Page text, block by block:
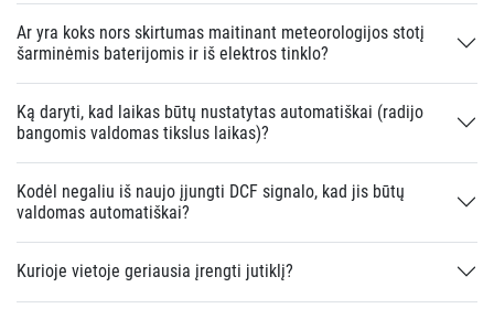
Ar yra koks nors skirtumas maitinant meteorologijos stotį
šarminėmis baterijomis ir iš elektros tinklo?
Ką daryti, kad laikas būtų nustatytas automatiškai (radijo
bangomis valdomas tikslus laikas)?
Kodėl negaliu iš naujo įjungti DCF signalo, kad jis būtų
valdomas automatiškai?
Kurioje vietoje geriausia įrengti jutiklį?